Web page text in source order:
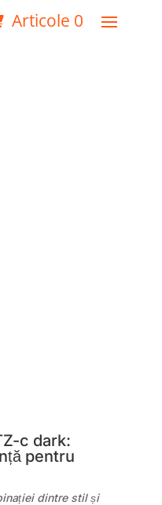
Articole 0
c dark:
pentru
dintre stil și